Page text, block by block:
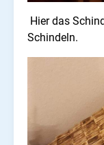
Hier das
Schindeln.